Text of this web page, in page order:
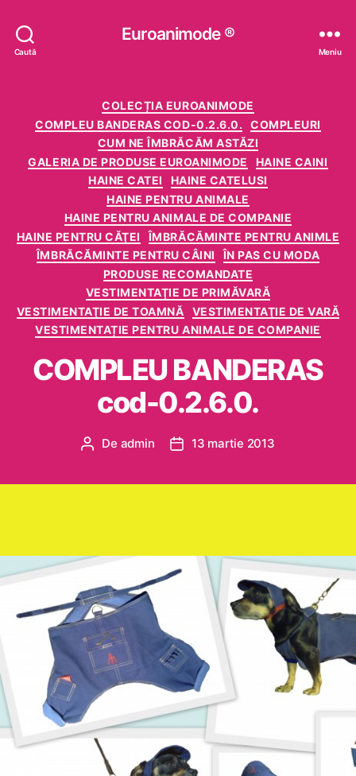
Caută
Euroanimode ®
Meniu
Categorii
COLECȚIA EUROANIMODE
COMPLEU BANDERAS COD-0.2.6.0.
COMPLEURI
CUM NE ÎMBRĂCĂM ASTĂZI
GALERIA DE PRODUSE EUROANIMODE
HAINE CAINI
HAINE CATEI
HAINE CATELUSI
HAINE PENTRU ANIMALE
HAINE PENTRU ANIMALE DE COMPANIE
HAINE PENTRU CĂŢEI
ÎMBRĂCĂMINTE PENTRU ANIMLE
ÎMBRĂCĂMINTE PENTRU CÂINI
ÎN PAS CU MODA
PRODUSE RECOMANDATE
VESTIMENTAŢIE DE PRIMĂVARĂ
VESTIMENTAŢIE DE TOAMNĂ
VESTIMENTAŢIE DE VARĂ
VESTIMENTAȚIE PENTRU ANIMALE DE COMPANIE
COMPLEU BANDERAS
cod-0.2.6.0.
Autor
De admin
Dată13 martie 2013